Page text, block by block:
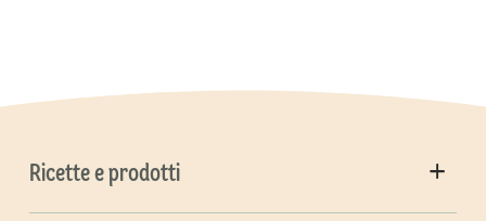
Ricette e prodotti